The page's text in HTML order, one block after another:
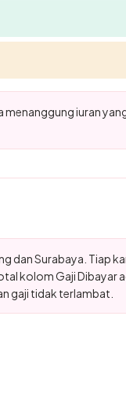
iuran
dan Surabaya. Tiap
kolom Gaji Dibayar
gaji tidak terlambat.